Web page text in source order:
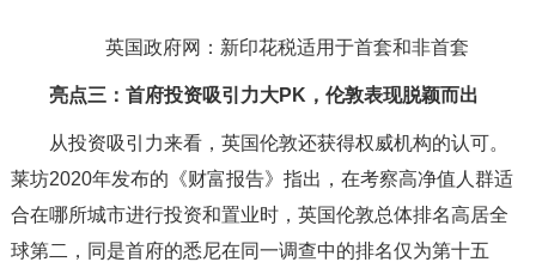
英国政府网：新印花税适用于首套和非首套
亮点三：首府投资吸引力大PK，伦敦表现脱颖而出
从投资吸引力来看，英国伦敦还获得权威机构的认可。
莱坊2020年发布的《财富报告》指出，在考察高净值人群适
合在哪所城市进行投资和置业时，英国伦敦总体排名高居全
球第二，同是首府的悉尼在同一调查中的排名仅为第十五